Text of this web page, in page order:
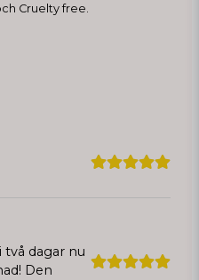
Cruelty free.
två dagar nu
Den